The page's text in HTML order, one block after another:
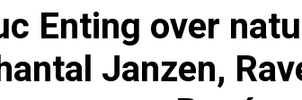
Enting over
Janzen,